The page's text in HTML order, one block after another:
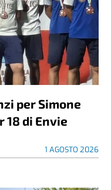
per Simone
18 di Envie
1 AGOSTO 2026